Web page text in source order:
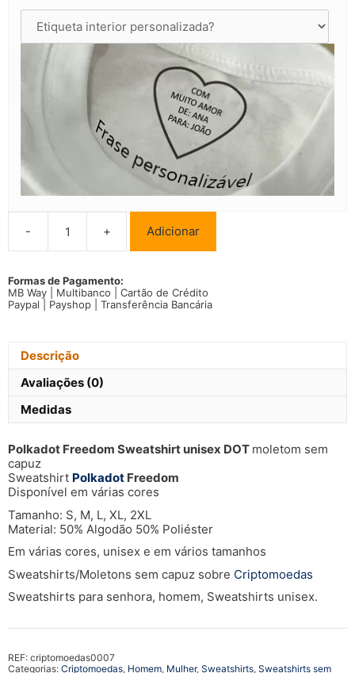
-
Quantidade
de
Sweatshirt
unisex
+ Adicionar
Formas de Pagamento:
MB Way | Multibanco | Cartão de Crédito
Paypal | Payshop | Transferência Bancária
Descrição
Avaliações (0)
Medidas
Polkadot Freedom Sweatshirt unisex DOT moletom sem
capuz
Sweatshirt Polkadot Freedom
Disponível em várias cores
Tamanho: S, M, L, XL, 2XL
Material: 50% Algodão 50% Poliéster
Em várias cores, unisex e em vários tamanhos
Sweatshirts/Moletons sem capuz sobre Criptomoedas
Sweatshirts para senhora, homem, Sweatshirts unisex.
REF: criptomoedas0007
Categorias: Criptomoedas, Homem, Mulher, Sweatshirts, Sweatshirts sem